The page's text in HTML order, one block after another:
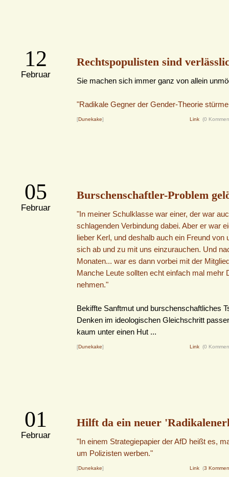
12
Februar
Rechtspopulisten sind
Sie machen sich immer ganz von allein
"Radikale Gegner der Gender-Theorie
[Dunekake] Link (0
05
Februar
Burschenschaftler-Problem
"In meiner Schulklasse war einer, der war
schlagenden Verbindung dabei. Aber er war
lieber Kerl, und deshalb auch ein Freund von
sich ab und zu mit uns einzurauchen. Und
Monaten... war es dann vorbei mit der
Manche Leute sollten echt einfach mal mehr
nehmen."
Bekiffte Sanftmut und burschenschaftliches
Denken im ideologischen Gleichschritt
kaum unter einen Hut ...
[Dunekake] Link (0
01
Februar
Hilft da ein neuer
"In einem Strategiepapier der AfD heißt es,
um Polizisten werben."
[Dunekake] Link (3